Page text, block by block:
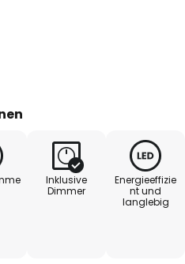
Inklusive
Dimmer
Energieeffizie
nt und
langlebig